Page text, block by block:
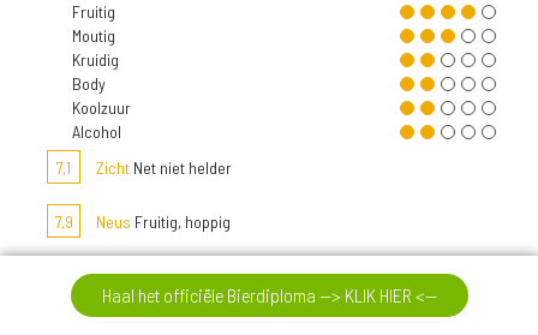
Fruitig
Moutig
Kruidig
Body
Koolzuur
Alcohol
7,1
Zicht Net niet helder
7,9 Neus Fruitig, hoppig
SmaakFruitig, licht bitter
Haal het officiële Bierdiploma --> KLIK HIER <--